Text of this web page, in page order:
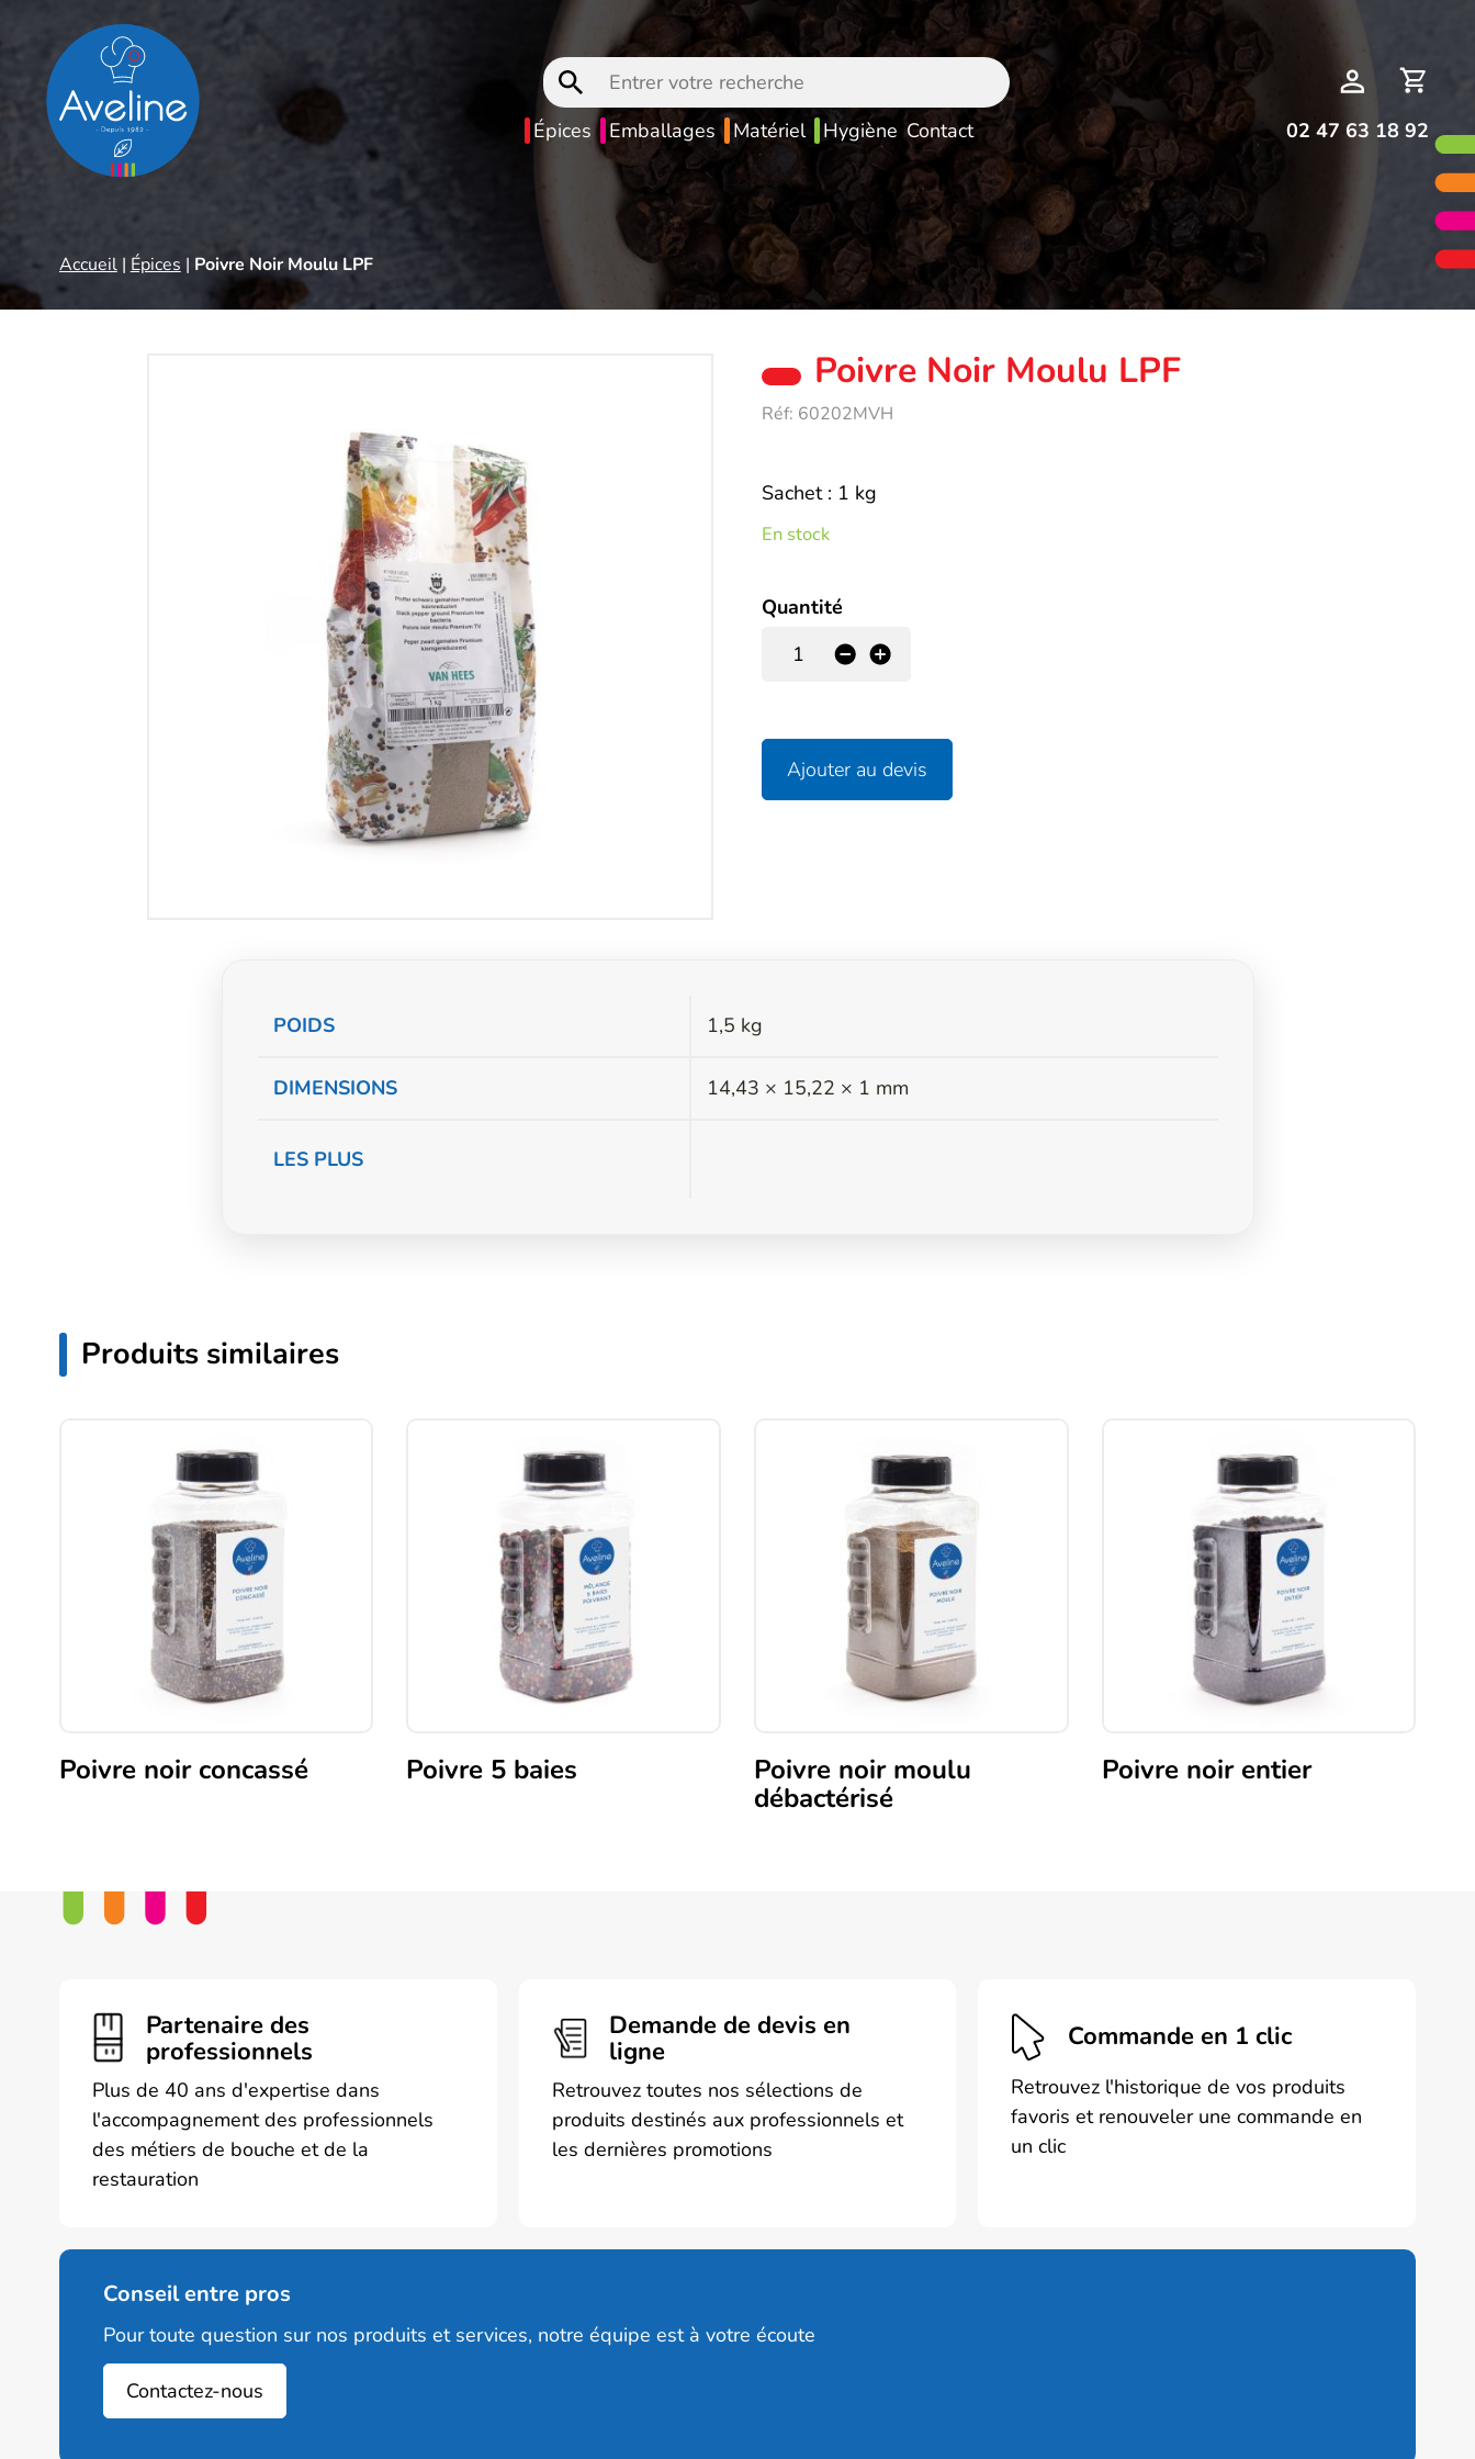
Entrer
votre
recherche
Mon
devis
Épices Emballages Matériel Hygiène Contact 02 47 63 18 92
Accueil| Épices | Poivre Noir Moulu LPF
Poivre Noir Moulu LPF
Réf: 60202MVH
Description
Sachet : 1 kg
En stock
Quantité
+
-
Ajouter au devis
Informations
POIDS 1,5 kg
DIMENSIONS 14,43 × 15,22 × 1 mm
LES PLUS
Produits similaires
Poivre noir concassé Poivre 5 baies
Poivre noir moulu
débactérisé
peuvent
sur
la
page
Poivre noir entier
Partenaire des
professionnels
Plus de 40 ans d'expertise dans
l'accompagnement des professionnels
des métiers de bouche et de la
restauration
Demande de devis en
ligne
Retrouvez toutes nos sélections de
produits destinés aux professionnels et
les dernières promotions
Commande en 1 clic
Retrouvez l'historique de vos produits
favoris et renouveler une commande en
un clic
Conseil entre pros
Pour toute question sur nos produits et services, notre équipe est à votre écoute
Contactez-nous
Panneau de gestion des cookies